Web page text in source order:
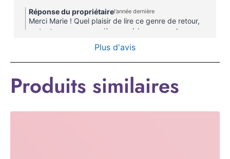
agresser.J'ai aussi testé la crème , c’est une
révélation. Elle pénètre ultra-vite, sans laisser de
film gras ou de brillance (un miracle pour ma peau
grasse). La texture est légère, mais tellement
Réponse du propriétairel’année dernière
Merci Marie ! Quel plaisir de lire ce genre de retour,
surtout pour une première expérience avec le savon
! Je suis très heureuse d'apprendre que tu apprécies
la qualité des produits et que les résultats sont au
Plus d'avis
Produits similaires